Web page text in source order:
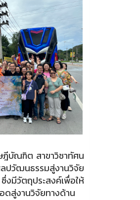
บัณฑิต สาขาวิชาทัศน
ปวัฒนธรรมสู่งานวิจัย
มีวัตถุประสงค์เพื่อให้
ดสู่งานวิจัยทางด้าน